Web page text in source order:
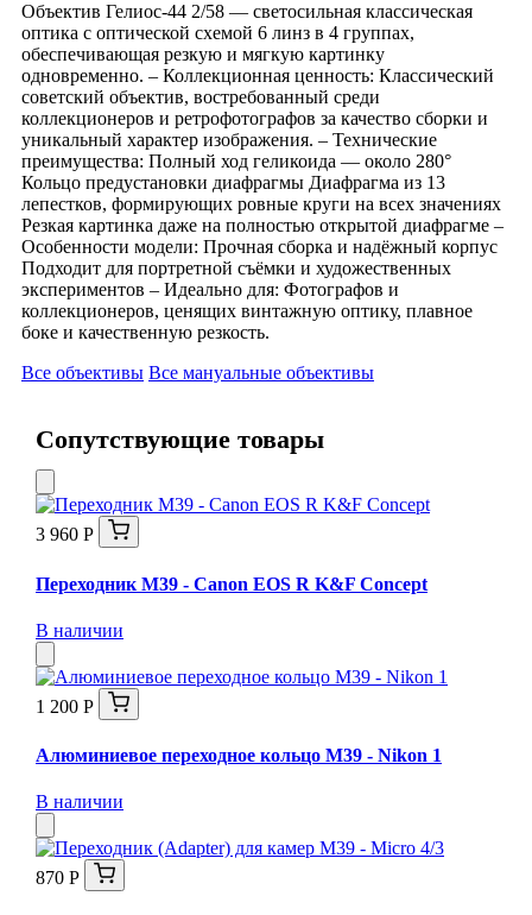
Объектив Гелиос-44 2/58 — светосильная классическая
оптика с оптической схемой 6 линз в 4 группах,
обеспечивающая резкую и мягкую картинку
одновременно. – Коллекционная ценность: Классический
советский объектив, востребованный среди
коллекционеров и ретрофотографов за качество сборки и
уникальный характер изображения. – Технические
преимущества: Полный ход геликоида — около 280°
Кольцо предустановки диафрагмы Диафрагма из 13
лепестков, формирующих ровные круги на всех значениях
Резкая картинка даже на полностью открытой диафрагме –
Особенности модели: Прочная сборка и надёжный корпус
Подходит для портретной съёмки и художественных
экспериментов – Идеально для: Фотографов и
коллекционеров, ценящих винтажную оптику, плавное
боке и качественную резкость.
Все объективы Все мануальные объективы
Сопутствующие товары
3 960 Р
Переходник M39 - Canon EOS R K&F Concept
В наличии
1 200 Р
Алюминиевое переходное кольцо M39 - Nikon 1
В наличии
870 Р